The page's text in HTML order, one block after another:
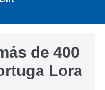
de 400
Lora